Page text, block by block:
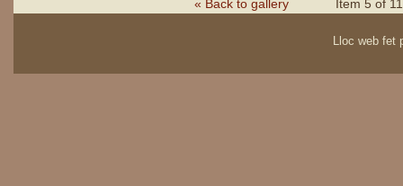
« Back to gallery Item 5 of 11
Lloc web fet